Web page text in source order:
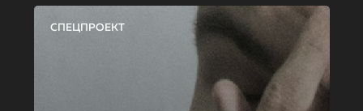
СПЕЦПРОЕКТ